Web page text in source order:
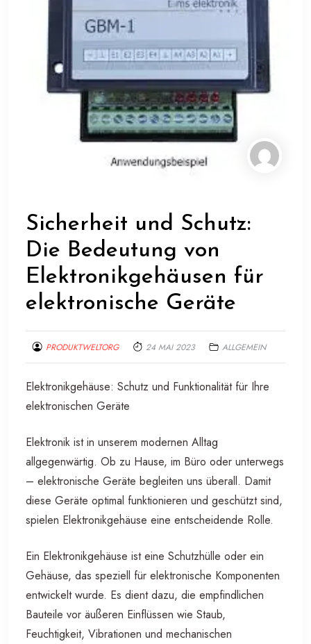
Sicherheit und Schutz:
Die Bedeutung von
Elektronikgehäusen für
elektronische Geräte
PRODUKTWELTORG 24 MAI 2023 ALLGEMEIN
Elektronikgehäuse: Schutz und Funktionalität für Ihre
elektronischen Geräte
Elektronik ist in unserem modernen Alltag
allgegenwärtig. Ob zu Hause, im Büro oder unterwegs
– elektronische Geräte begleiten uns überall. Damit
diese Geräte optimal funktionieren und geschützt sind,
spielen Elektronikgehäuse eine entscheidende Rolle.
Ein Elektronikgehäuse ist eine Schutzhülle oder ein
Gehäuse, das speziell für elektronische Komponenten
entwickelt wurde. Es dient dazu, die empfindlichen
Bauteile vor äußeren Einflüssen wie Staub,
Feuchtigkeit, Vibrationen und mechanischen